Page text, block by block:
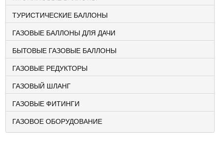
ТУРИСТИЧЕСКИЕ БАЛЛОНЫ
ГАЗОВЫЕ БАЛЛОНЫ ДЛЯ ДАЧИ
БЫТОВЫЕ ГАЗОВЫЕ БАЛЛОНЫ
ГАЗОВЫЕ РЕДУКТОРЫ
ГАЗОВЫЙ ШЛАНГ
ГАЗОВЫЕ ФИТИНГИ
ГАЗОВОЕ ОБОРУДОВАНИЕ